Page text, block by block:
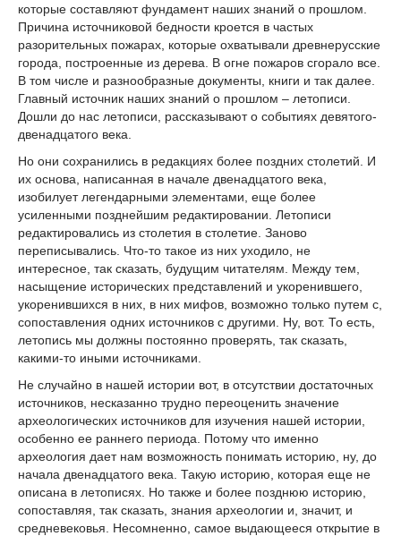
которые составляют фундамент наших знаний о прошлом.
Причина источниковой бедности кроется в частых
разорительных пожарах, которые охватывали древнерусские
города, построенные из дерева. В огне пожаров сгорало все.
В том числе и разнообразные документы, книги и так далее.
Главный источник наших знаний о прошлом – летописи.
Дошли до нас летописи, рассказывают о событиях девятого-
двенадцатого века.
Но они сохранились в редакциях более поздних столетий. И
их основа, написанная в начале двенадцатого века,
изобилует легендарными элементами, еще более
усиленными позднейшим редактировании. Летописи
редактировались из столетия в столетие. Заново
переписывались. Что-то такое из них уходило, не
интересное, так сказать, будущим читателям. Между тем,
насыщение исторических представлений и укоренившего,
укоренившихся в них, в них мифов, возможно только путем с,
сопоставления одних источников с другими. Ну, вот. То есть,
летопись мы должны постоянно проверять, так сказать,
какими-то иными источниками.
Не случайно в нашей истории вот, в отсутствии достаточных
источников, несказанно трудно переоценить значение
археологических источников для изучения нашей истории,
особенно ее раннего периода. Потому что именно
археология дает нам возможность понимать историю, ну, до
начала двенадцатого века. Такую историю, которая еще не
описана в летописях. Но также и более позднюю историю,
сопоставляя, так сказать, знания археологии и, значит, и
средневековья. Несомненно, самое выдающееся открытие в